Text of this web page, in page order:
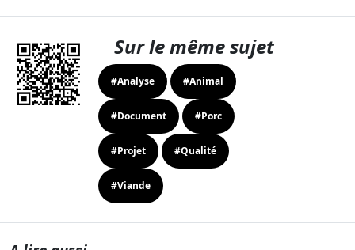
Sur le même sujet
#Analyse #Animal
#Document #Porc
#Projet #Qualité
#Viande